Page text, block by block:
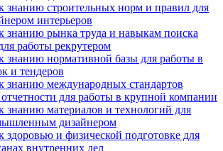
знанию строительных норм и правил для
интерьеров
знанию рынка труда и навыкам поиска
работы рекрутером
знанию нормативной базы для работы в
и тендеров
знанию международных стандартов
для работы в крупной компании
знанию материалов и технологий для
дизайнером
здоровью и физической подготовке для
внутренних дел